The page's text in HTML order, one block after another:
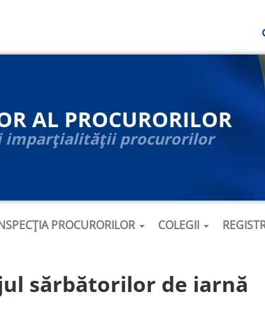
AL PROCURORILOR
imparțialității procurorilor
PROCURORILOR COLEGII
sărbătorilor de iarnă